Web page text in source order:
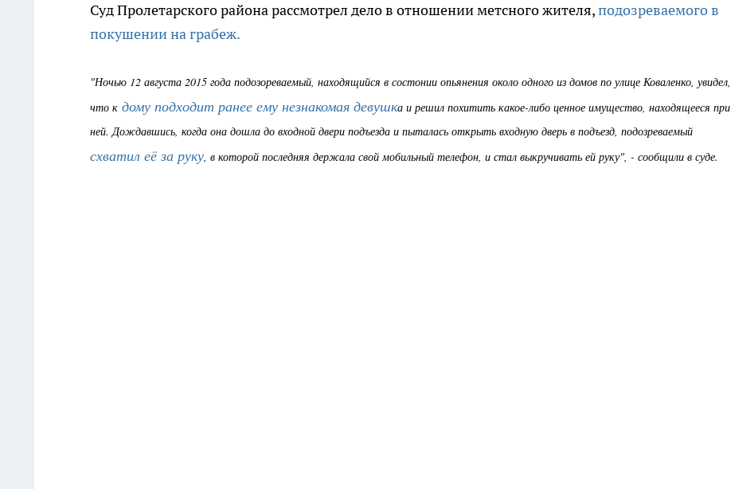
Суд Пролетарского района рассмотрел дело в отношении метсного жителя,подозреваемого в
покушении на грабеж.
"Ночью 12 августа 2015 года подозореваемый, находящийся в состонии опьянения около одного из домов по улице Коваленко, увидел,
что к дому подходит ранее ему незнакомая девушка и решил похитить какое-либо ценное имущество, находящееся при
ней. Дождавшись, когда она дошла до входной двери подъезда и пыталась открыть входную дверь в подъезд, подозреваемый
схватил её за руку, в которой последняя держала свой мобильный телефон, и стал выкручивать ей руку", - сообщили в суде.